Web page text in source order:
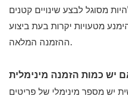
מסוגל לבצע שינויים קטנים
מטעויות יקרות בעת ביצוע
ההזמנה המלאה.
יש מספר מינימלי של פריטים